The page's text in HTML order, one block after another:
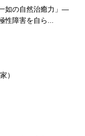
如の自然治癒力」―
性障害を自ら...
）